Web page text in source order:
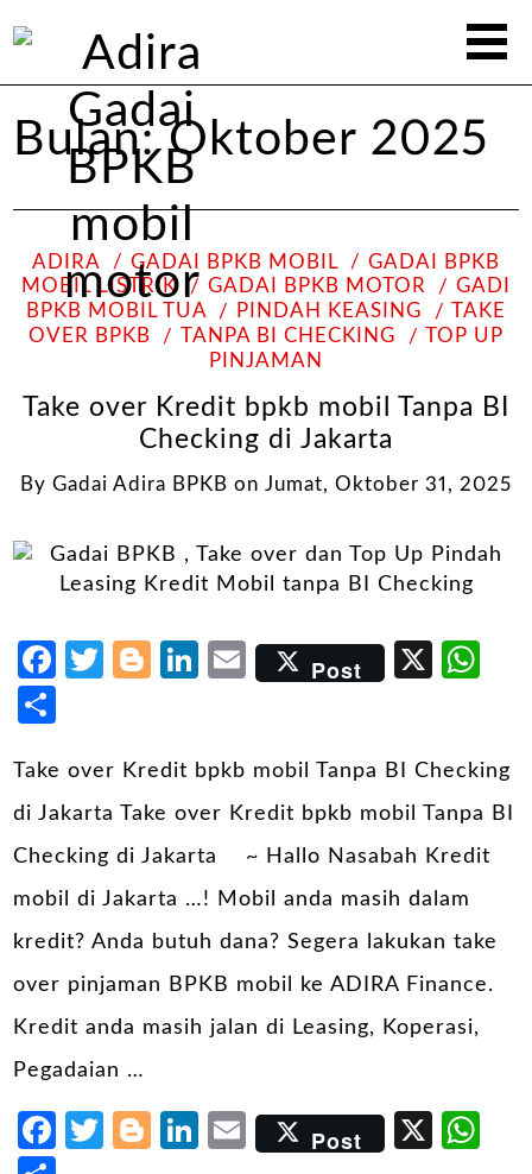
Bulan:Oktober 2025
ADIRA GADAI BPKB MOBIL
GADAI BPKB
MOBIL LISTRIK
GADAI BPKB MOTOR
GADI
BPKB MOBIL TUA
PINDAH KEASING
TAKE
OVER BPKB
TANPA BI CHECKING
TOP UP
PINJAMAN
Take over Kredit bpkb mobil Tanpa BI
Checking di Jakarta
By Gadai Adira BPKB on Jumat, Oktober 31, 2025
Facebook
Twitter
Blogger
LinkedIn
Email
Post X
Take over Kredit bpkb mobil Tanpa BI Checking
di Jakarta Take over Kredit bpkb mobil Tanpa BI
Checking di Jakarta ~ Hallo Nasabah Kredit
mobil di Jakarta …! Mobil anda masih dalam
kredit? Anda butuh dana? Segera lakukan take
over pinjaman BPKB mobil ke ADIRA Finance.
Kredit anda masih jalan di Leasing, Koperasi,
Pegadaian …
Facebook
Twitter
Blogger
LinkedIn
Email
Post X